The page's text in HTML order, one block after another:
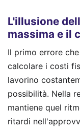
L'illusione
massima e il
Il primo errore
calcolare i costi
lavorino
possibilità. Nella
mantiene quel
ritardi